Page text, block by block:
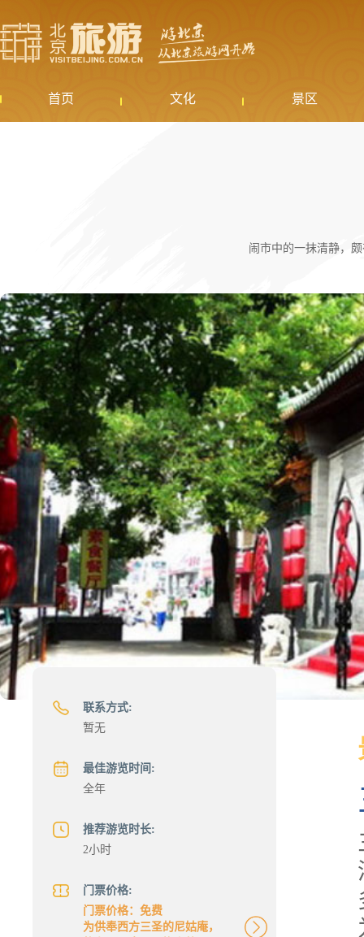
首页 文化 景区
闹市中的一抹清静，
联系方式:
暂无
最佳游览时间:
全年
推荐游览时长:
2小时
门票价格:
门票价格：免费
为供奉西方三圣的尼姑庵，